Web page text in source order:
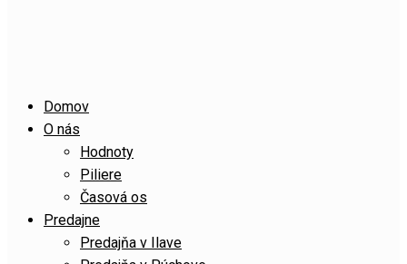
Domov
O nás
Hodnoty
Piliere
Časová os
Predajne
Predajňa v Ilave